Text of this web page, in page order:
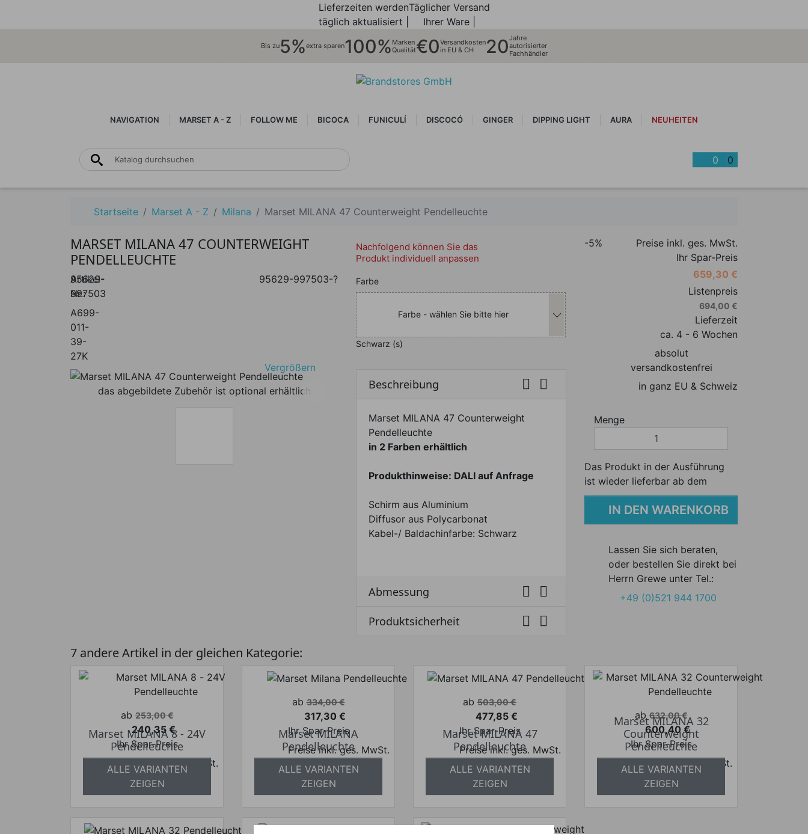
Lieferzeiten werden
täglich aktualisiert |
Täglicher Versand
Ihrer Ware |
Bis zu5%extra sparen100% Marken
Qualität€0Versandkosten
in EU & CH
20Jahre
autorisierter
Fachhändler
NAVIGATION MARSET A - Z FOLLOW ME BICOCA FUNICULÍ DISCOCÓ GINGER DIPPING LIGHT AURA NEUHEITEN
0 0
Startseite Marset A - Z Milana Marset MILANA 47 Counterweight Pendelleuchte
MARSET MILANA 47 COUNTERWEIGHT
PENDELLEUCHTE
Artikel-
Nr.:
A699-
011-
39-
27K
95629-
997503
95629-997503-?
Vergrößern
das abgebildete Zubehör ist optional erhältlich
Nachfolgend können Sie das
Produkt individuell anpassen
Nachfolgend können Sie das Produkt individuell anpassen
Farbe
Farbe - wählen Sie bitte hier
Schwarz (s)
Beschreibung  
Marset MILANA 47 Counterweight
Pendelleuchte
in 2 Farben erhältlich
Produkthinweise: DALI auf Anfrage
Schirm aus Aluminium
Diffusor aus Polycarbonat
Kabel-/ Baldachinfarbe: Schwarz
Abmessung  
Produktsicherheit  
-5%
Preise inkl. ges. MwSt.
Ihr Spar-Preis
659,30 €
Listenpreis
694,00 €
Lieferzeit
ca. 4 - 6 Wochen
absolut
versandkostenfrei
in ganz EU & Schweiz
Menge
Das Produkt in der Ausführung
ist wieder lieferbar ab dem
IN DEN WARENKORB
Lassen Sie sich beraten,
oder bestellen Sie direkt bei
Herrn Grewe unter Tel.:
+49 (0)521 944 1700
7 andere Artikel in der gleichen Kategorie:
Verkaufspreis
ab 253,00 €
Preis
240,35 €
Ihr Spar-Preis
Preise inkl. ges. MwSt.
absolut versandkostenfrei
Marset MILANA 8 - 24V
Pendelleuchte
ALLE VARIANTEN
ZEIGEN
Verkaufspreis
ab 334,00 €
Preis
317,30 €
Ihr Spar-Preis
Preise inkl. ges. MwSt.
absolut versandkostenfrei
Marset MILANA
Pendelleuchte
ALLE VARIANTEN
ZEIGEN
Verkaufspreis
ab 503,00 €
Preis
477,85 €
Ihr Spar-Preis
Preise inkl. ges. MwSt.
absolut versandkostenfrei
Marset MILANA 47
Pendelleuchte
ALLE VARIANTEN
ZEIGEN
Verkaufspreis
ab 632,00 €
Preis
600,40 €
Ihr Spar-Preis
Preise inkl. ges. MwSt.
absolut versandkostenfrei
Marset MILANA 32
Counterweight
Pendelleuchte
ALLE VARIANTEN
ZEIGEN